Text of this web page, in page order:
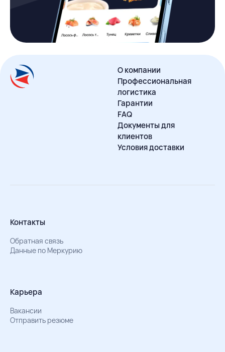
О компании
Профессиональная
логистика
Гарантии
FAQ
Документы для
клиентов
Условия доставки
Контакты
Обратная связь
Данные по Меркурию
Карьера
Вакансии
Отправить резюме